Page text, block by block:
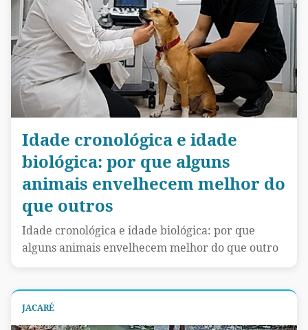
Idade cronológica e idade
biológica: por que alguns
animais envelhecem melhor do
que outros
Idade cronológica e idade biológica: por que
alguns animais envelhecem melhor do que outro
JACARÉ